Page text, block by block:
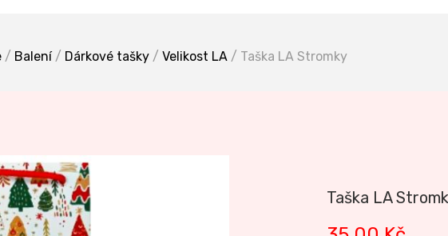
/ Balení/ Dárkové tašky / Velikost LA / Taška LA Stromky
Taška LA